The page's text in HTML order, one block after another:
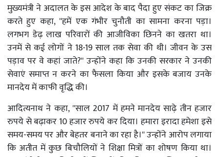
मुख्यमंत्री ने अदालत के इस आदेश के बाद पैदा हुए संकट का जिक्र
करते हुए कहा, ''हमें एक गंभीर चुनौती का सामना करना पड़ा।
लगभग डेढ़ लाख परिवारों की आजीविका छिनने का खतरा था।
उनमें से कई लोगों ने 18-19 साल तक सेवा की थी। जीवन के उस
पड़ाव पर वे कहां जाते?'' उन्होंने कहा कि उनकी सरकार ने उनकी
सेवाएं समाप्त न करने का फैसला किया और इसके बजाय उनके
मानदेय में काफी वृद्धि की।
आदित्यनाथ ने कहा, ''साल 2017 में हमने मानदेय साढ़े तीन हजार
रुपये से बढ़ाकर 10 हजार रुपये कर दिया। हमारा इरादा हमेशा इसे
समय-समय पर और बेहतर बनाने का रहा है।'' उन्होंने आरोप लगाया
कि अतीत में कुछ बिचौलियों ने शिक्षा मित्रों का शोषण किया था।